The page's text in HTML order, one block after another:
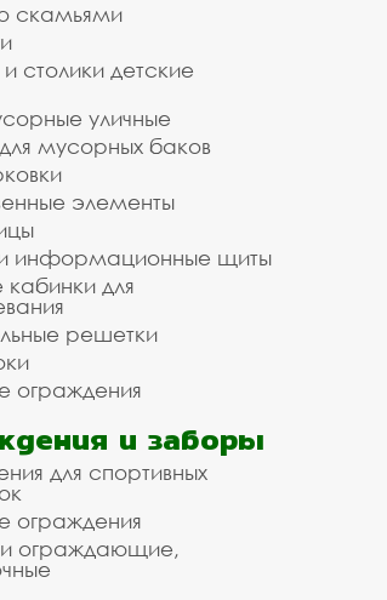
скамьями
столики детские
уличные
мусорных баков
элементы
информационные щиты
для
решетки
ограждения
и заборы
для спортивных
ограждения
ограждающие,